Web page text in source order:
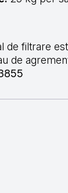
de filtrare
de